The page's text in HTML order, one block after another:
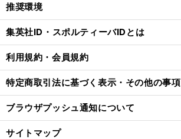
推奨環境
集英社ID・スポルティーバIDとは
利用規約・会員規約
特定商取引法に基づく表示・その他の事項
ブラウザプッシュ通知について
サイトマップ